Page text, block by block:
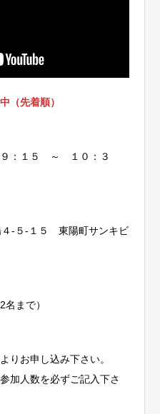
（先着順）
１５ ～ １０：３
-５-１５ 東陽町サンキビ
2名まで）
りお申し込み下さい。
加人数を必ずご記入下さ